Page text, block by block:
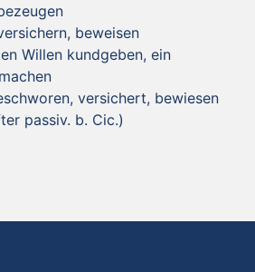
beweisen
Willen kundgeben, ein
versichert, bewiesen
passiv. b. Cic.)